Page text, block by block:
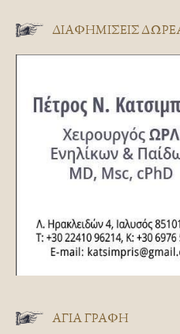
ΔΙΑΦΗΜΊΣΕΙΣ
ΑΓΊΑ ΓΡΑΦΉ